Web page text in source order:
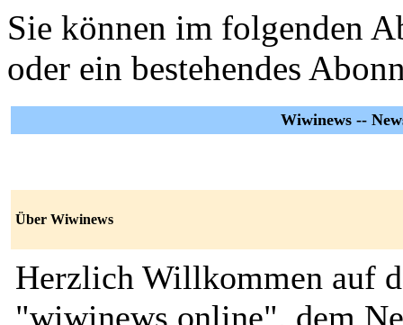
Sie können im folgenden
oder ein bestehendes
Wiwinews --
Über Wiwinews
Herzlich Willkommen auf
"wiwinews online", dem